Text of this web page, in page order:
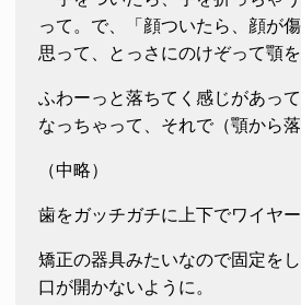
って。で、「顔ついたら、顔が
思って、とっさにのけぞって顎を
ふわーっと落ちてく感じがあっ
なっちゃって、それで（顎から落
（中略）
歯をガッチガチに上下でワイヤー
矯正の器具みたいなので固定を
口が開かないように。